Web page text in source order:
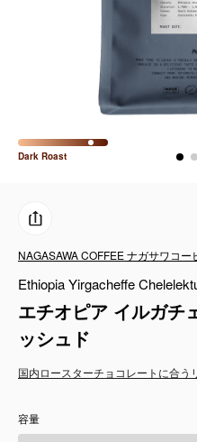
ミルク・フード類
CFFBNS
ギフトセット
リキッド
特集
卸販売
Dark Roast
NAGASAWA COFFEE ナガサワコー
Ethiopia Yirgacheffe
エチオピア イルガチ
ッシュド
国内ロースターチョコレートに合う
容量